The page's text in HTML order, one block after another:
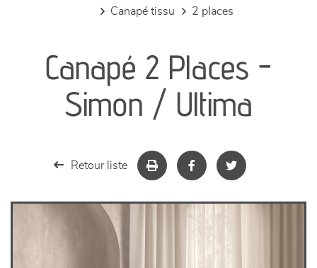
séjours
meubles de complément
canapé tissu
2 places
Canapé 2 Places -
Simon / Ultima
Retour liste